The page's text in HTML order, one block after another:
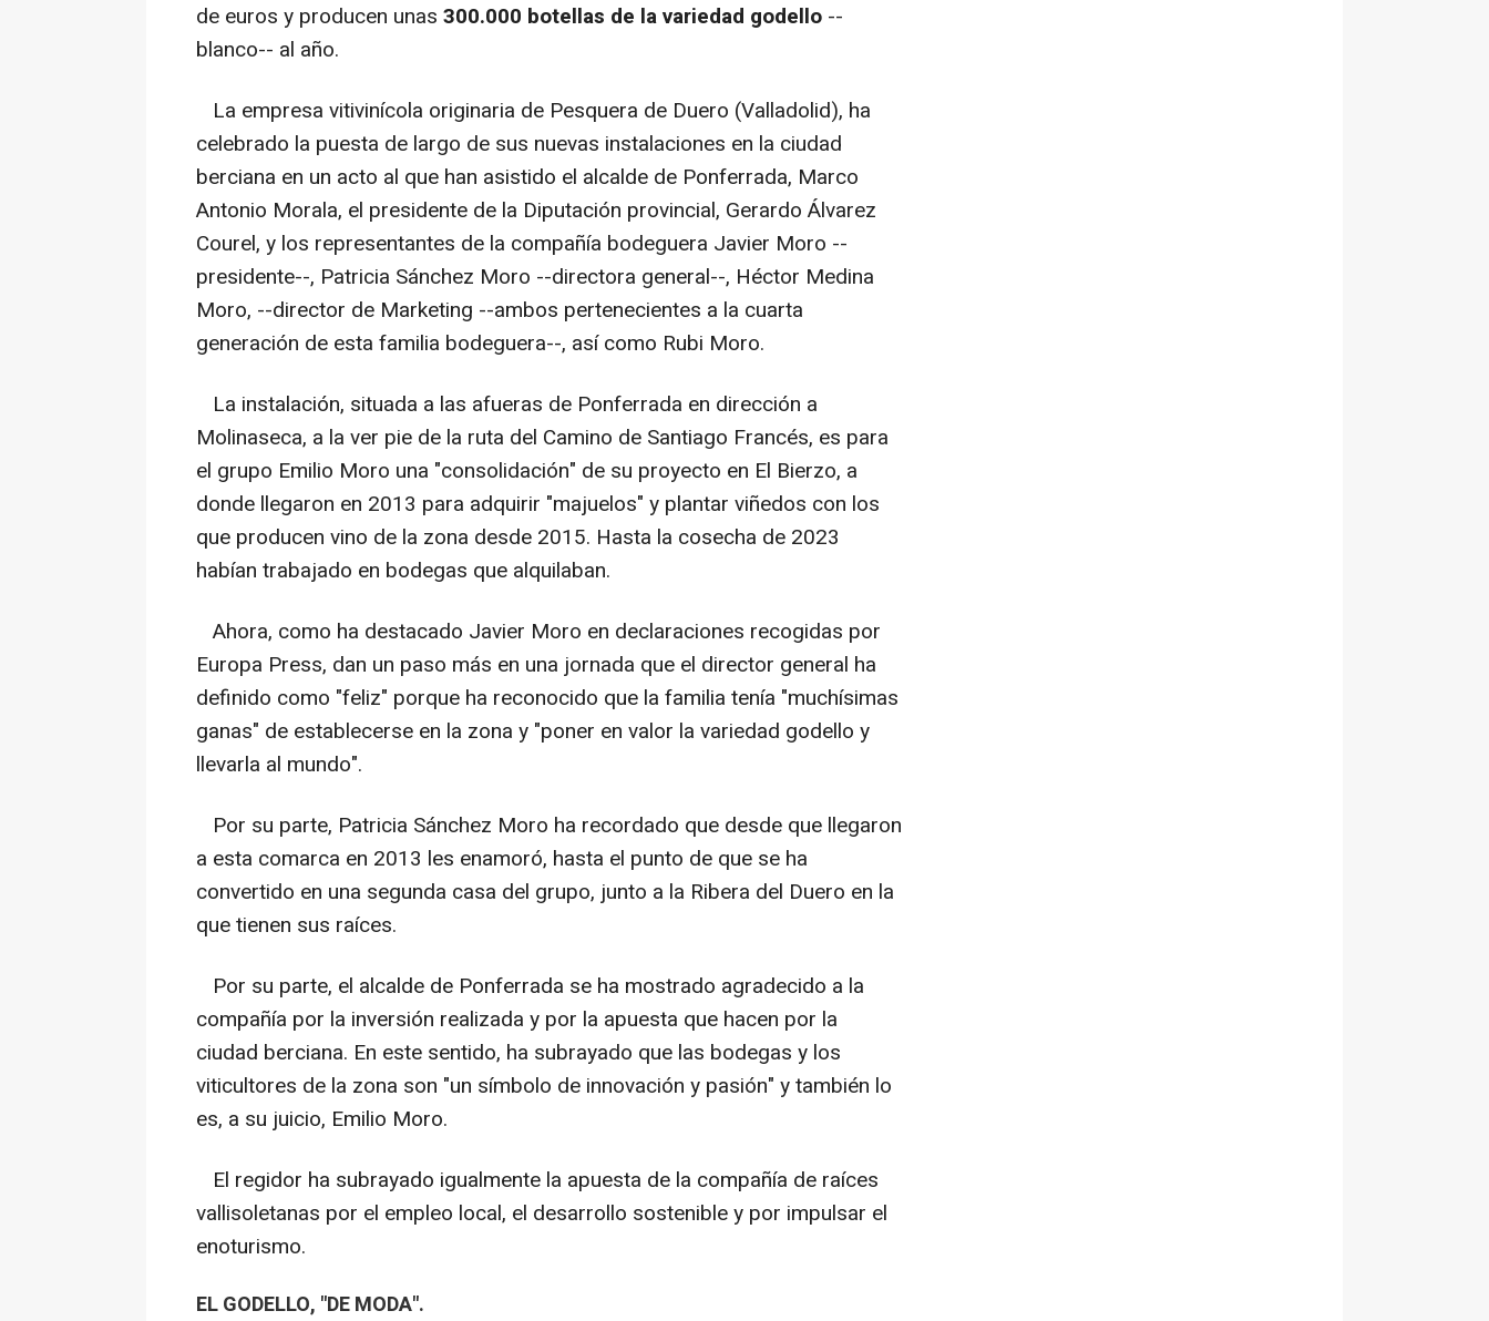
de euros y producen unas 300.000 botellas de la variedad godello --
blanco-- al año.
La empresa vitivinícola originaria de Pesquera de Duero (Valladolid), ha
celebrado la puesta de largo de sus nuevas instalaciones en la ciudad
berciana en un acto al que han asistido el alcalde de Ponferrada, Marco
Antonio Morala, el presidente de la Diputación provincial, Gerardo Álvarez
Courel, y los representantes de la compañía bodeguera Javier Moro --
presidente--, Patricia Sánchez Moro --directora general--, Héctor Medina
Moro, --director de Marketing --ambos pertenecientes a la cuarta
generación de esta familia bodeguera--, así como Rubi Moro.
La instalación, situada a las afueras de Ponferrada en dirección a
Molinaseca, a la ver pie de la ruta del Camino de Santiago Francés, es para
el grupo Emilio Moro una "consolidación" de su proyecto en El Bierzo, a
donde llegaron en 2013 para adquirir "majuelos" y plantar viñedos con los
que producen vino de la zona desde 2015. Hasta la cosecha de 2023
habían trabajado en bodegas que alquilaban.
Ahora, como ha destacado Javier Moro en declaraciones recogidas por
Europa Press, dan un paso más en una jornada que el director general ha
definido como "feliz" porque ha reconocido que la familia tenía "muchísimas
ganas" de establecerse en la zona y "poner en valor la variedad godello y
llevarla al mundo".
Por su parte, Patricia Sánchez Moro ha recordado que desde que llegaron
a esta comarca en 2013 les enamoró, hasta el punto de que se ha
convertido en una segunda casa del grupo, junto a la Ribera del Duero en la
que tienen sus raíces.
Por su parte, el alcalde de Ponferrada se ha mostrado agradecido a la
compañía por la inversión realizada y por la apuesta que hacen por la
ciudad berciana. En este sentido, ha subrayado que las bodegas y los
viticultores de la zona son "un símbolo de innovación y pasión" y también lo
es, a su juicio, Emilio Moro.
El regidor ha subrayado igualmente la apuesta de la compañía de raíces
vallisoletanas por el empleo local, el desarrollo sostenible y por impulsar el
enoturismo.
EL GODELLO, "DE MODA".